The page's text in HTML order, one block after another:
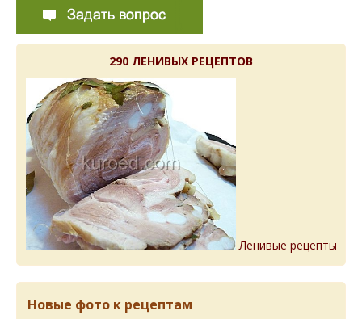
290 ЛЕНИВЫХ РЕЦЕПТОВ
Ленивые рецепты
Новые фото к рецептам